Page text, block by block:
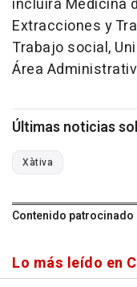
incluirá Medicina
Extracciones y
Trabajo social,
Área
Últimas noticias
Xàtiva
Contenido patrocinado
Lo más leído en